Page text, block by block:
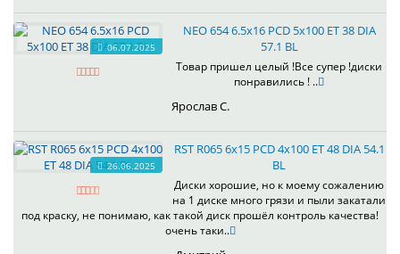
06.07.2025
NEO 654 6.5x16 PCD 5x100 ET 38 DIA
57.1 BL
Товар пришел целый !Все супер !диски
понравились ! ..
Ярослав С.
26.06.2025
RST R065 6x15 PCD 4x100 ET 48 DIA 54.1
BL
Диски хорошие, но к моему сожалению
на 1 диске много грязи и пыли закатали
под краску, не понимаю, как такой диск прошёл контроль качества!
очень таки..